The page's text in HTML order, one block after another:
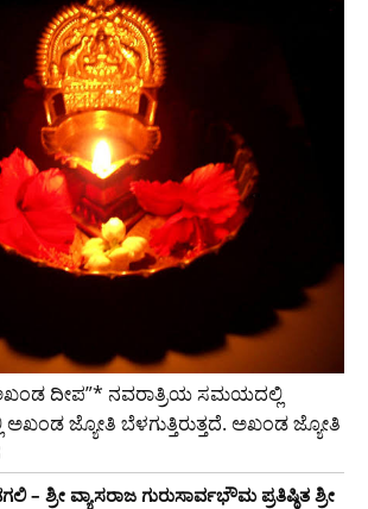
ದೀಪ”* ನವರಾತ್ರಿಯ ಸಮಯದಲ್ಲಿ
ಜ್ಯೋತಿ ಬೆಳಗುತ್ತಿರುತ್ತದೆ. ಅಖಂಡ ಜ್ಯೋತಿ
– ಶ್ರೀ ವ್ಯಾಸರಾಜ ಗುರುಸಾರ್ವಭೌಮ ಪ್ರತಿಷ್ಠಿತ ಶ್ರೀ